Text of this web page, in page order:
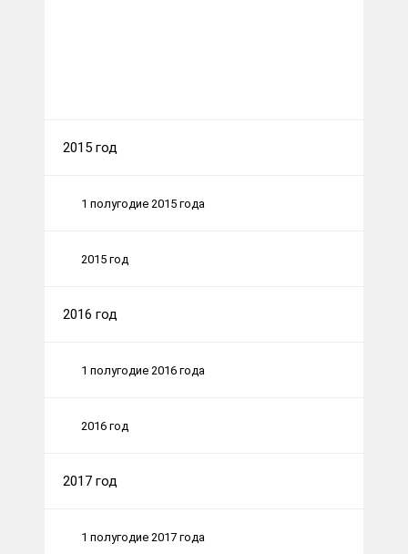
2015 год
1 полугодие 2015 года
2015 год
2016 год
1 полугодие 2016 года
2016 год
2017 год
1 полугодие 2017 года